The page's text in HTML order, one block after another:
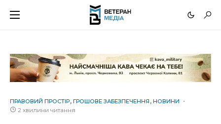
ПРАВОВИЙ ПРОСТІР ГРОШОВЕ ЗАБЕЗПЕЧЕННЯ НОВИНИ
2 хвилини читання